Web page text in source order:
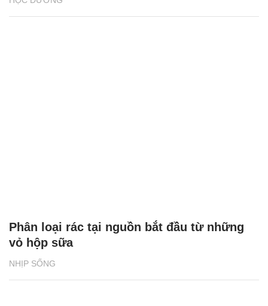
NHỊP SỐNG
Phân loại rác tại nguồn bắt đầu từ những
vỏ hộp sữa